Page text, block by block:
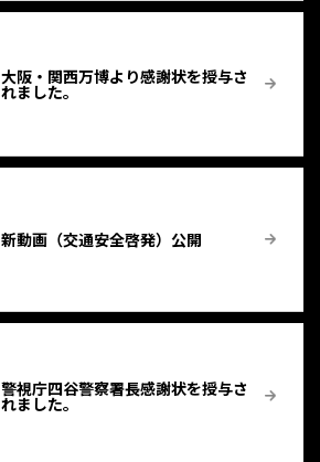
大阪・関西万博より感謝状を授与さ
れました。
新動画（交通安全啓発）公開
警視庁四谷警察署長感謝状を授与さ
れました。